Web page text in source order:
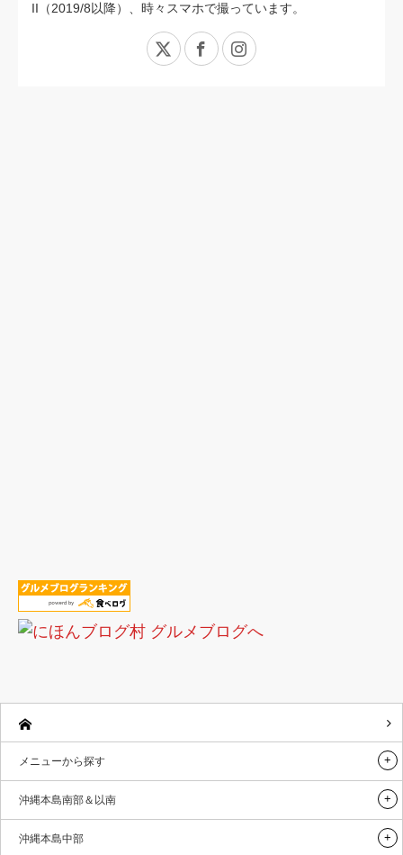
II（2019/8以降）、時々スマホで撮っています。
X FacebookInstagram
メニューから探す
沖縄本島南部＆以南
沖縄本島中部